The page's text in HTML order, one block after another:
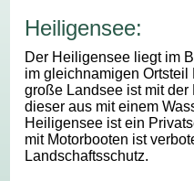
Heiligensee:
Der Heiligensee liegt im
im gleichnamigen
große Landsee ist mit
dieser aus mit einem
Heiligensee ist ein
mit Motorbooten ist
Landschaftsschutz.